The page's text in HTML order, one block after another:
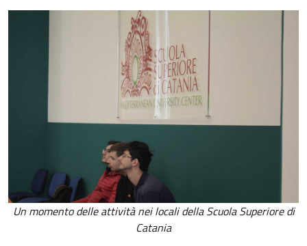
Un momento delle attività nei locali della Scuola Superiore di
Catania